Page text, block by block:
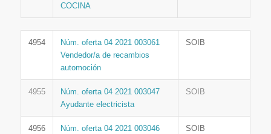
COCINA
4954
Núm. oferta 04 2021 003061
Vendedor/a de recambios
automoción
SOIB
4955
Núm. oferta 04 2021 003047
Ayudante electricista
SOIB
4956
Núm. oferta 04 2021 003046
SOIB